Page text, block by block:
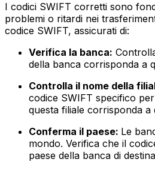
I codici SWIFT corretti sono
problemi o ritardi nei
codice SWIFT, assicurati di:
Verifica la banca:
della banca corrisponda a
Controlla il nome della
codice SWIFT specifico
questa filiale corrisponda a
Conferma il paese: Le
mondo. Verifica che il
paese della banca di